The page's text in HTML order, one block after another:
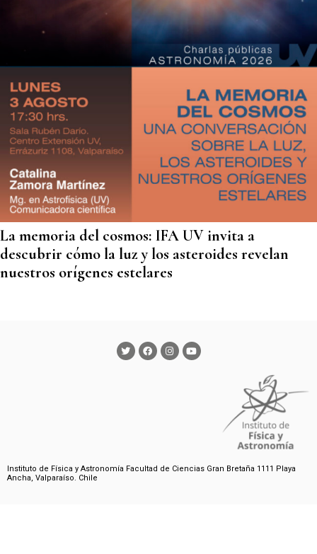
La memoria del cosmos: IFA UV invita a
descubrir cómo la luz y los asteroides revelan
nuestros orígenes estelares
Instituto de Física y Astronomía Facultad de Ciencias Gran Bretaña 1111 Playa
Ancha, Valparaíso. Chile